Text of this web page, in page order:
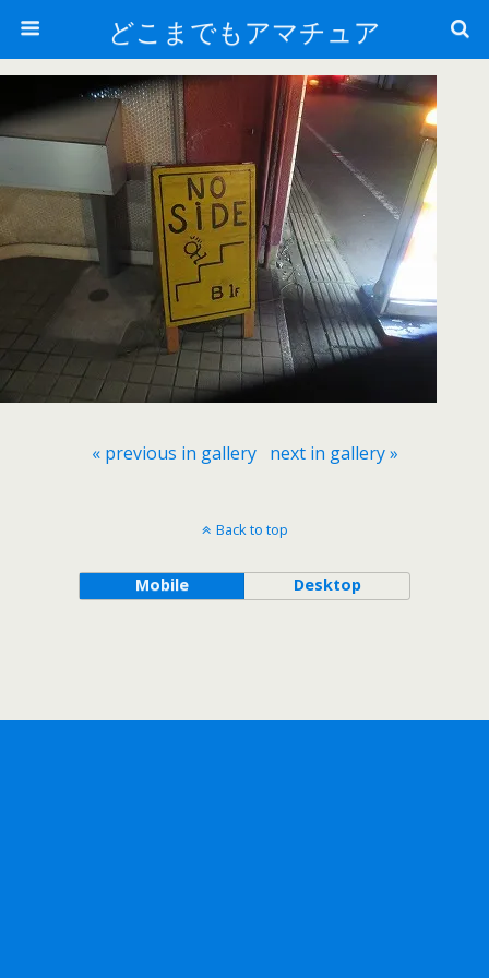
どこまでもアマチュア
« previous in gallery next in gallery »
Back to top
Mobile Desktop